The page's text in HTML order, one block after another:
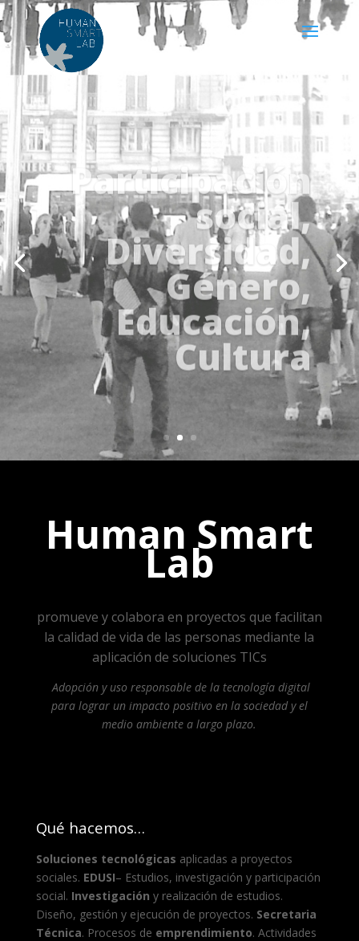
Participación
social,
Diversidad,
Género,
Educación,
Cultura
Human Smart
Lab
promueve y colabora en proyectos que facilitan
la calidad de vida de las personas mediante la
aplicación de soluciones TICs
Adopción y uso responsable de la tecnología digital
para lograr un impacto positivo en la sociedad y el
medio ambiente a largo plazo.
Qué hacemos…
Soluciones tecnológicas aplicadas a proyectos
sociales. EDUSI– Estudios, investigación y participación
social. Investigación y realización de estudios.
Diseño, gestión y ejecución de proyectos. Secretaria
Técnica. Procesos de emprendimiento. Actividades